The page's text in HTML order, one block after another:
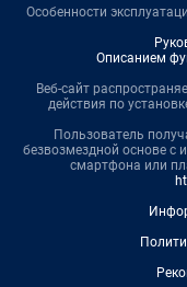
Особенности
Описанием
Веб-сайт
действия по
Пользователь
безвозмездной основе с
смартфона или